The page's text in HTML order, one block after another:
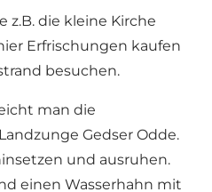
z.B. die kleine Kirche
Erfrischungen kaufen
besuchen.
man die
Gedser Odde.
und ausruhen.
einen Wasserhahn mit